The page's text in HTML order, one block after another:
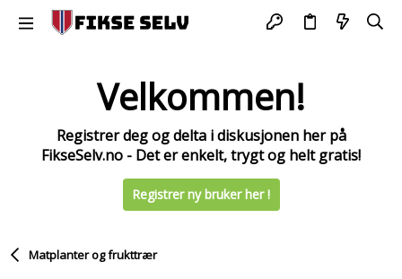
Velkommen!
Registrer deg og delta i diskusjonen her på
FikseSelv.no - Det er enkelt, trygt og helt gratis!
Registrer ny bruker her !
Matplanter og frukttrær